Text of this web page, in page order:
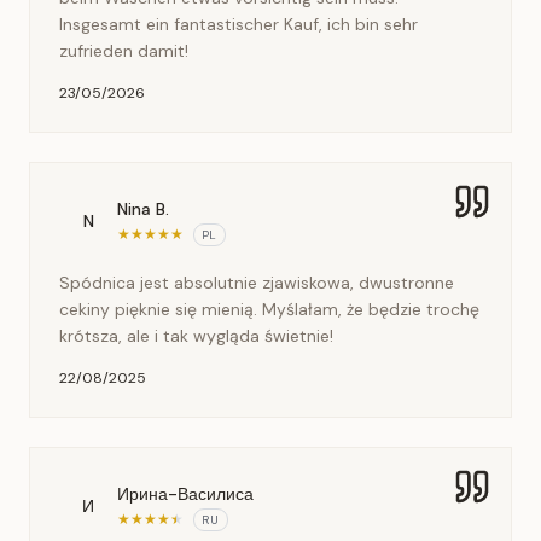
Insgesamt ein fantastischer Kauf, ich bin sehr
zufrieden damit!
23/05/2026
N
Nina B.
★★★★★ PL
Spódnica jest absolutnie zjawiskowa, dwustronne
cekiny pięknie się mienią. Myślałam, że będzie trochę
krótsza, ale i tak wygląda świetnie!
22/08/2025
И
Ирина-Василиса
★★★★★ RU